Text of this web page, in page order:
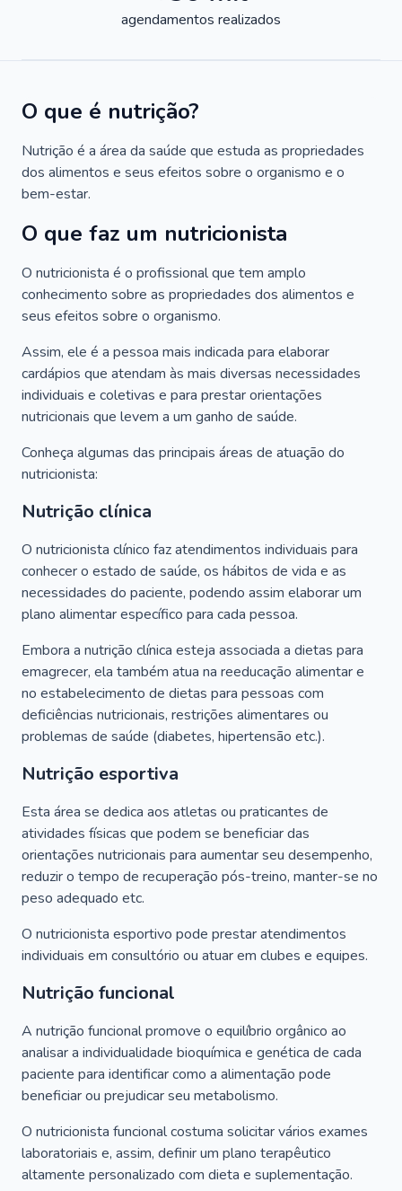
agendamentos realizados
O que é nutrição?
Nutrição é a área da saúde que estuda as propriedades
dos alimentos e seus efeitos sobre o organismo e o
bem-estar.
O que faz um nutricionista
O nutricionista é o profissional que tem amplo
conhecimento sobre as propriedades dos alimentos e
seus efeitos sobre o organismo.
Assim, ele é a pessoa mais indicada para elaborar
cardápios que atendam às mais diversas necessidades
individuais e coletivas e para prestar orientações
nutricionais que levem a um ganho de saúde.
Conheça algumas das principais áreas de atuação do
nutricionista:
Nutrição clínica
O nutricionista clínico faz atendimentos individuais para
conhecer o estado de saúde, os hábitos de vida e as
necessidades do paciente, podendo assim elaborar um
plano alimentar específico para cada pessoa.
Embora a nutrição clínica esteja associada a dietas para
emagrecer, ela também atua na reeducação alimentar e
no estabelecimento de dietas para pessoas com
deficiências nutricionais, restrições alimentares ou
problemas de saúde (diabetes, hipertensão etc.).
Nutrição esportiva
Esta área se dedica aos atletas ou praticantes de
atividades físicas que podem se beneficiar das
orientações nutricionais para aumentar seu desempenho,
reduzir o tempo de recuperação pós-treino, manter-se no
peso adequado etc.
O nutricionista esportivo pode prestar atendimentos
individuais em consultório ou atuar em clubes e equipes.
Nutrição funcional
A nutrição funcional promove o equilíbrio orgânico ao
analisar a individualidade bioquímica e genética de cada
paciente para identificar como a alimentação pode
beneficiar ou prejudicar seu metabolismo.
O nutricionista funcional costuma solicitar vários exames
laboratoriais e, assim, definir um plano terapêutico
altamente personalizado com dieta e suplementação.